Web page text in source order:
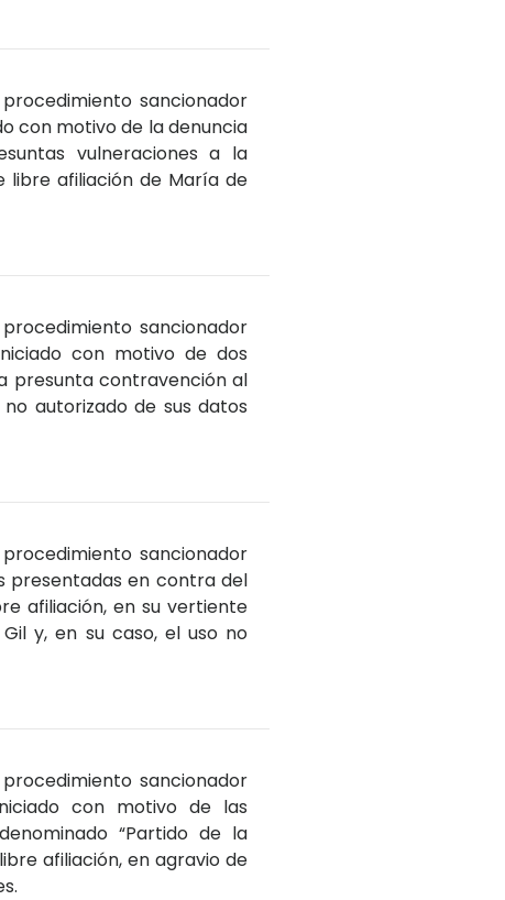
sancionador
con motivo de la denuncia
vulneraciones a la
libre afiliación de María de
sancionador
con motivo de dos
presunta contravención al
autorizado de sus datos
sancionador
presentadas en contra del
afiliación, en su vertiente
y, en su caso, el uso no
sancionador
con motivo de las
“Partido de la
afiliación, en agravio de